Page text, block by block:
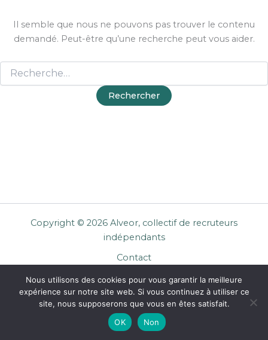
Il semble que nous ne pouvons pas trouver le contenu
demandé. Peut-être qu’une recherche peut vous aider.
Copyright © 2026 Alveor, collectif de recruteurs
indépendants
Contact
Mentions légales
Confidentialité
CGU Entreprises
Nous utilisons des cookies pour vous garantir la meilleure
expérience sur notre site web. Si vous continuez à utiliser ce
site, nous supposerons que vous en êtes satisfait.
OK
Non